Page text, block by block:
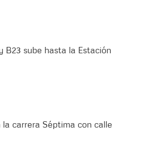
B23 sube hasta la Estación
carrera Séptima con calle